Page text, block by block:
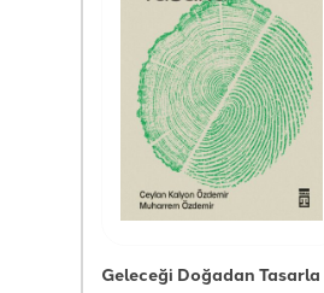
Geleceği Doğadan Tasarla